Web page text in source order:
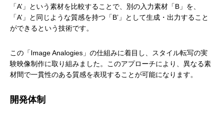
「A’」という素材を比較することで、別の入力素材「B」を、
「A’」と同じような質感を持つ「B’」として生成・出力すること
ができるという技術です。
この「Image Analogies」の仕組みに着目し、スタイル転写の実
験映像制作に取り組みました。このアプローチにより、異なる素
材間で一貫性のある質感を表現することが可能になります。
開発体制